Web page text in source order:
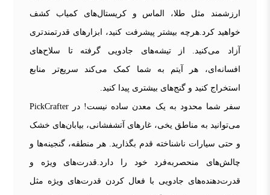
ارزشمند مثل طلا، الماس و کریستال‌های کمیاب کشف
خواهید کرد.هرچه بیشتر پیشرفت کنید، ابزارهای قدرتمندتری
آزاد می‌کنید. از تیشه‌های جادویی گرفته تا سلاح‌های
افسانه‌ای، هر آیتم به شما کمک می‌کند سریع‌تر منابع
استخراج کنید و گنج‌های بیشتری پیدا کنید.
سفر شما محدود به یک معدن ساده نیست! در PickCrafter
می‌توانید به مناطق یخی، غارهای آتشفشانی، بیابان‌های خشک
و حتی سیارات ناشناخته قدم بگذارید. هر منطقه، گنجینه‌ها و
چالش‌های منحصر‌به‌فرد خود را دارد.قدرت‌های ویژه و
قدرت‌دهنده‌های جادویی با فعال کردن قدرت‌های ویژه مثل